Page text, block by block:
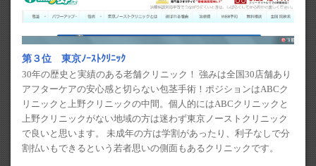
第３位 東京ﾉｰｽﾄｸﾘﾆｯｸ
30年の歴史と実績のある老舗クリニック！ 強みは全国30店舗あり
アフターケアの安心感と切らない包茎手術！ポジションはABCク
リニックと上野クリニックの中間。個人的にはABCクリニックと
上野クリニックがない地域の方は迷わず東京ノーストクリニック
で良いと思います。 未成年の方は学割があったり、利子なしで分
割払いもできるという若者思いの側面もあるクリニックです。